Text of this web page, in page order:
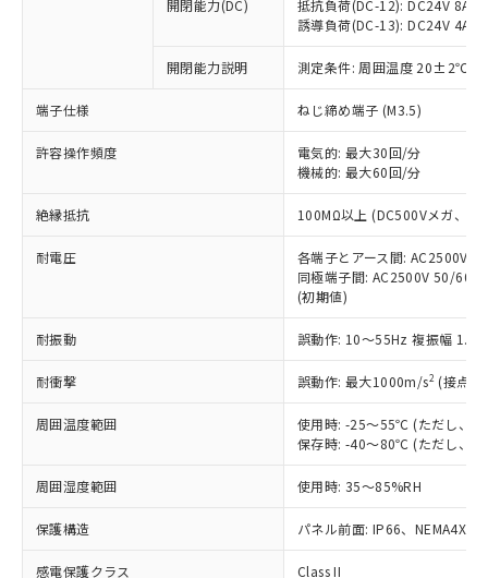
開閉能力(DC)
抵抗負荷(DC-12): DC24V 8A/
誘導負荷(DC-13): DC24V 4A/
開閉能力説明 測定条件: 周囲温度 20±2℃、
端子仕様 ねじ締め端子 (M3.5)
許容操作頻度
電気的: 最大30回/分
機械的: 最大60回/分
絶縁抵抗 100MΩ以上 (DC500Vメガ、点
耐電圧
各端子とアース間: AC2500V
同極端子間: AC2500V 50/
(初期値)
耐振動 誤動作: 10～55Hz 複振幅
耐衝撃 誤動作: 最大1000m/s2 (接点
周囲温度範囲
使用時: -25～55℃ (ただし、氷
保存時: -40～80℃ (ただし、氷
周囲湿度範囲 使用時: 35～85%RH
保護構造 パネル前面: IP66、NEMA4X,
感電保護クラス Class II
ことをご了承ください。
在庫状況および標準価格照会結果は、
記載している更新日時点での社内デー
タに基づき作成されるものであり、閲
覧された時点での実際の在庫および標
準価格とは異なる場合があることをご
正式な納期状況および標準価格はお客
様のお取引先、またはお客様担当のオ
ムロン制御機器販売店・当社販売員に
オムロン制御機器販売店や当社販売拠
販売ネットワーク
」をご確認
在庫状況および標準価格結果を当社の
事前の承諾なく第三者に漏洩または開
示しないようお願いします。
マイパーツ機能（部品リスト作成サー
ビス）をご利用いただくには、I-Web
メンバーズにご登録されている必要が
お客様が当ウェブサイト上で当社にご
登録された部品リストについて、当社
および当社の共同利用者が、当社の製
品・サービスに関するお客様との取
むを得ず変更することがあります。
*EU RoHS指令（10物質）：
鉛(Pb) 1000ppm以下、 水銀(Hg) 1000ppm以下、 カド
ミウム(Cd) 100ppm以下、
六価クロム(Cr(Ⅵ)) 1000ppm以下、ポリ臭化ビフェニル
類(PBB) 1000ppm以下、ポリ臭化ジフェニルエーテル類
(PBDE) 1000ppm以下、フタル酸ビス(2-エチルヘキシ
ル) (DEHP)(別名：DOP) 1000ppm以下、フタル酸ブチ
(DIBP) 1000ppm以下
但し、RoHS指令で産業用監視および制御機器に対する
フタル酸エステル類の４物質については閾値を超える意
図的な使用がないことを確認しています。
部品在庫の切り替え状況などにより、予定
月が前後することがあります。
※3 非含有証明書ダウンロード
下記の非含有証明書をダウンロードするこ
「－」：未確認です。当社販売部門へお問
*中国RoHS10物質の基準値 (GB/T26572)：
Pb(鉛) :1000ppm、 Hg(水銀) : 1000ppm、 Cd(カドミウ
ニル類) : 1000ppm、 PBDEs(ポリ臭化ジフェニルエーテ
DBP(フタル酸ジブチル) : 1000ppm、 DIBP(フタル酸ジ
イソブチル) : 1000ppm、 BBP(フタル酸ブチルベンジ
ル) : 1000ppm、
DEHP(フタル酸ビス(2-エチルヘキシル)) : 1000ppm
「ｅ」：有害物質（10物質）のすべてが基
準値以下であることを示します。
「10」：通常の使用状況下において有害物
質が外部に漏えいし、環境に深刻な影響を
及ぼさない年数を意味します。
「－」：未確認です。当社販売部門へお問
い合わせください。
当社は、これら貴社製品のうち、外国
為替および外国貿易法に定める商品
（以下｢規制貨物等」という）を輸出
または国外への提供する場合は、日本
国政府の輸出許可(または役務取引許
可)を取得するなどの必要な手続きを
当社は規制貨物を破棄する場合は、完
全に破砕するなど、違法に輸出されな
いよう必要な手段を講じます。
当社は貴社製品を、核兵器、ミサイ
ル、化学兵器、生物兵器またはその他
武器並びにこれらの製造装置等に一切
当社は、貴社製品を第三者に販売する
場合は、上記1、2および3の内容を当
該第三者に通知します。また当社は、
販売先および販売に係わる関係者が違
法に輸出するおそれがある場合は、取
り引きをいたしません。
○ 一定数以上の在庫あり
一定数には満たないが在庫あり
在庫なし(最新の在庫状況につ
いては、お客様のお取引先、ま
たはお客様担当のオムロン制御
機器販売店・当社販売員にご確
白
受注生産機種、また在庫状況の
情報を公開していない機種